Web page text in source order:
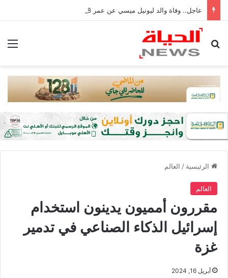
عاجل.. وفاة والد ليونيل ميسي عن عمر 68 عامًا في الأرجنتين
بحث عن
الرئيسية / العالم
العالم
مقررون أمميون يدينون استخدام
إسرائيل الذكاء الصناعي في تدمير
غزة
أبريل 16, 2024